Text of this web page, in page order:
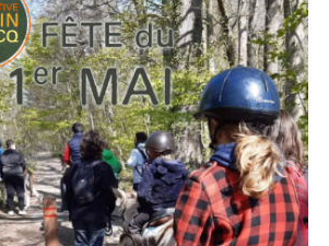
de
vues